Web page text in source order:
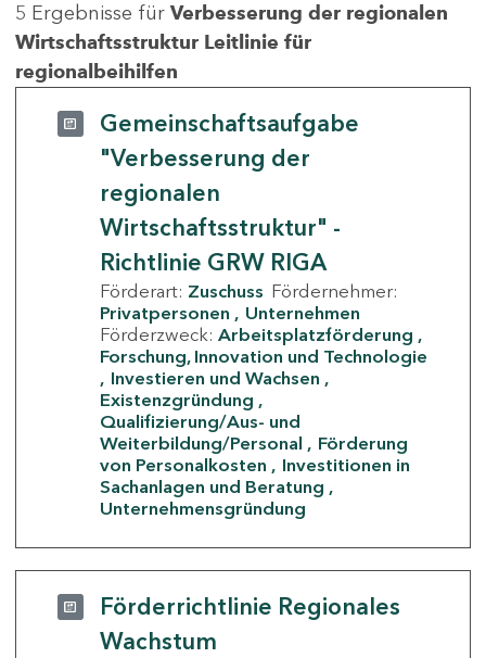
5 Ergebnisse für Verbesserung der regionalen
Wirtschaftsstruktur Leitlinie für
regionalbeihilfen
Gemeinschaftsaufgabe
"Verbesserung der
regionalen
Wirtschaftsstruktur" -
Richtlinie GRW RIGA
Förderart: Zuschuss Fördernehmer:
Privatpersonen
Unternehmen
Förderzweck: Arbeitsplatzförderung
Forschung, Innovation und Technologie
Investieren und Wachsen
Existenzgründung
Qualifizierung/Aus- und
Weiterbildung/Personal
Förderung
von Personalkosten
Investitionen in
Sachanlagen und Beratung
Unternehmensgründung
Förderrichtlinie Regionales
Wachstum